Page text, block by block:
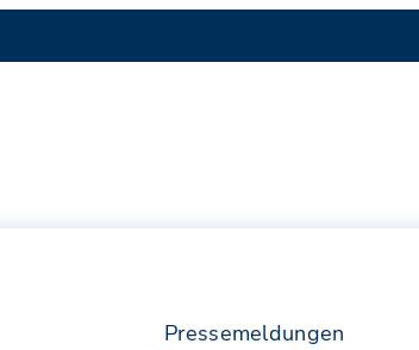
Pressemeldungen